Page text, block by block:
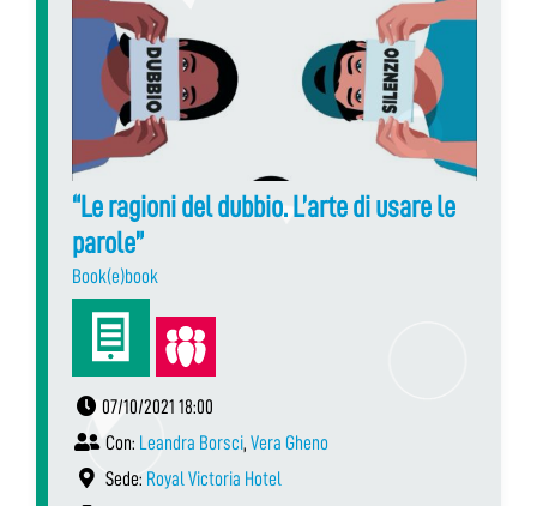
“Le ragioni del dubbio. L’arte di usare le
parole”
Book(e)book
07/10/2021 18:00
Con: Leandra Borsci, Vera Gheno
Sede: Royal Victoria Hotel